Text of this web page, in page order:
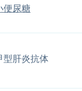
便尿糖
型肝炎抗体